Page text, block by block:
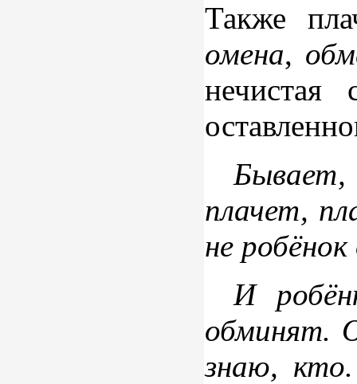
Также
омена,
нечистая
плачет,
не
И
обминят.
знаю,